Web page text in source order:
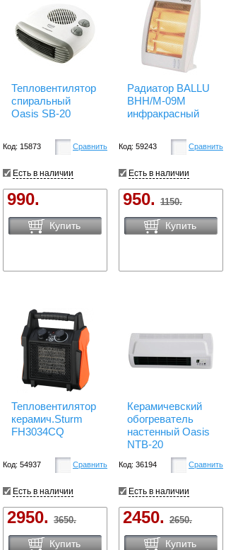
Тепловентилятор
спиральный
Oasis SB-20
Код: 15873 Сравнить
Есть в наличии
990.
Купить
Радиатор BALLU
BHH/M-09M
инфракрасный
Код: 59243 Сравнить
Есть в наличии
950. 1150.
Купить
Тепловентилятор
керамич.Sturm
FH3034CQ
Код: 54937 Сравнить
Есть в наличии
2950. 3650.
Купить
Керамичевский
обогреватель
настенный Oasis
NTB-20
Код: 36194 Сравнить
Есть в наличии
2450. 2650.
Купить